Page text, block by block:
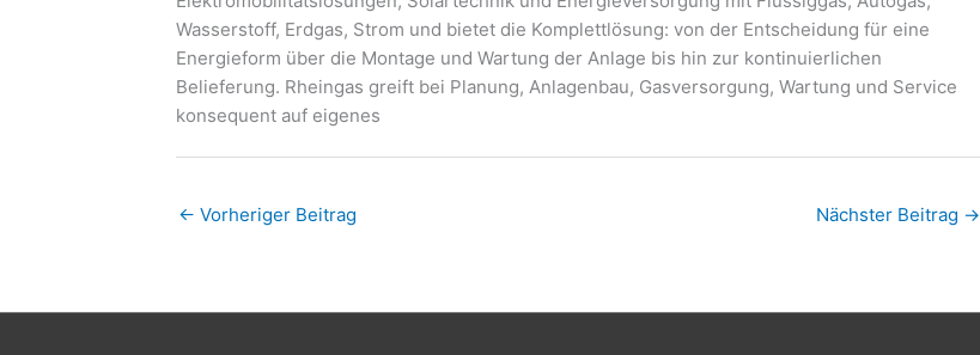
Wasserstoff, Erdgas, Strom und bietet die Komplettlösung: von der Entscheidung für eine
Energieform über die Montage und Wartung der Anlage bis hin zur kontinuierlichen
Belieferung. Rheingas greift bei Planung, Anlagenbau, Gasversorgung, Wartung und Service
konsequent auf eigenes
← Vorheriger Beitrag Nächster Beitrag →